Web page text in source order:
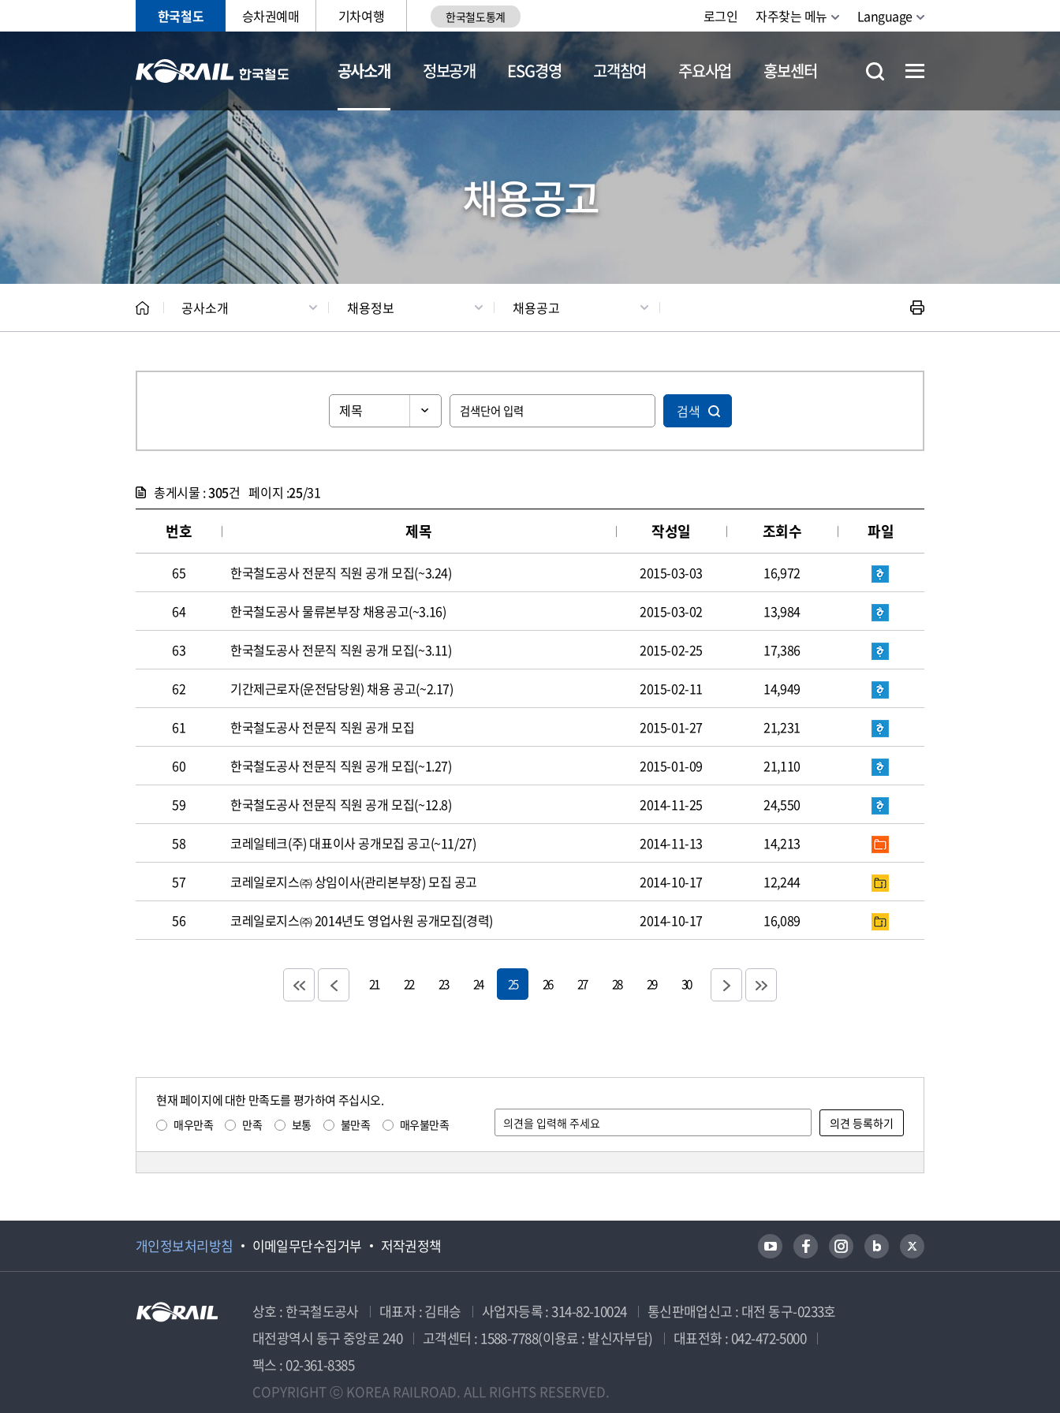
한국철도 승차권예매 기차여행 한국철도통계 로그인 자주찾는 메뉴 Language
공사소개
CEO 일반현황 채용정보
정보공개 ESG경영 고객참여 주요사업 홍보센터
채용공고
공사소개 채용정보 채용공고
검색
총게시물 :305건 페이지 :25/31
번호 제목 작성일 조회수 파일
65 한국철도공사 전문직 직원 공개 모집(~3.24) 2015-03-03 16,972
64 한국철도공사 물류본부장 채용공고(~3.16) 2015-03-02 13,984
63 한국철도공사 전문직 직원 공개 모집(~3.11) 2015-02-25 17,386
62 기간제근로자(운전담당원) 채용 공고(~2.17) 2015-02-11 14,949
61 한국철도공사 전문직 직원 공개 모집 2015-01-27 21,231
60 한국철도공사 전문직 직원 공개 모집(~1.27) 2015-01-09 21,110
59 한국철도공사 전문직 직원 공개 모집(~12.8) 2014-11-25 24,550
58 코레일테크(주) 대표이사 공개모집 공고(~11/27) 2014-11-13 14,213
57 코레일로지스㈜ 상임이사(관리본부장) 모집 공고 2014-10-17 12,244
56 코레일로지스㈜ 2014년도 영업사원 공개모집(경력) 2014-10-17 16,089
21 22 23 24 25 26 27 28 29 30
현재 페이지에 대한 만족도를 평가하여 주십시오.
매우만족 만족 보통 불만족 매우불만족
개인정보처리방침 이메일무단수집거부 저작권정책
상호 : 한국철도공사 대표자 : 김태승 사업자등록 : 314-82-10024
통신판매업신고 : 대전 동구-0233호
대전광역시 동구 중앙로 240
고객센터 : 1588-7788(이용료 : 발신자부담)
대표전화 : 042-472-5000
팩스 : 02-361-8385
COPYRIGHT ⓒ KOREA RAILROAD. ALL RIGHTS RESERVED.